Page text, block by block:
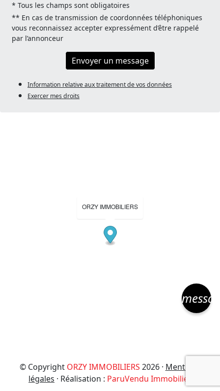
* Tous les champs sont obligatoires
** En cas de transmission de coordonnées téléphoniques
vous reconnaissez accepter expressément d’être rappelé
par l’annonceur
Envoyer un message
Information relative aux traitement de vos données
Exercer mes droits
ORZY IMMOBILIERS
© Copyright ORZY IMMOBILIERS 2026 · Mentions
légales · Réalisation : ParuVendu Immobilier